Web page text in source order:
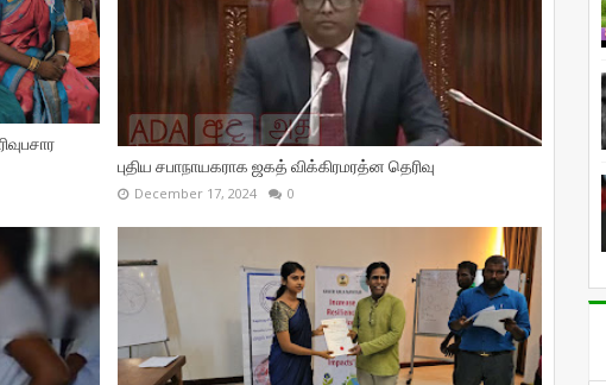
புதிய சபாநாயகராக ஜகத் விக்கிரமரத்ன தெரிவு
December 17, 2024 0